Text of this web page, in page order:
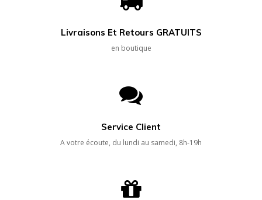
Livraisons Et Retours GRATUITS
en boutique
Service Client
A votre écoute, du lundi au samedi, 8h-19h